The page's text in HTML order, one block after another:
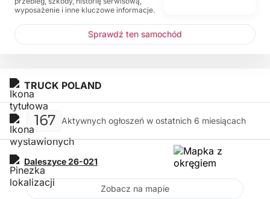
TRUCK POLAND
167 Aktywnych ogłoszeń w ostatnich 6 miesiącach
Daleszyce26-021
Zobacz na mapie
wyposażenie i inne kluczowe informacje.
Sprawdź ten samochód